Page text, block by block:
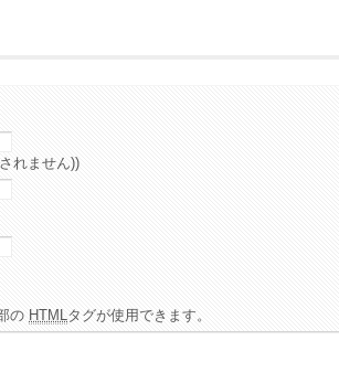
れません))
の HTML タグが使用できます。